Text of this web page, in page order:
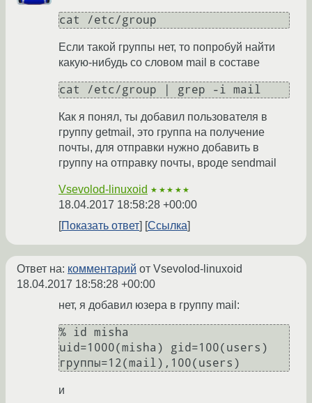
cat /etc/group
Если такой группы нет, то попробуй найти
какую-нибудь со словом mail в составе
cat /etc/group | grep -i mail
Как я понял, ты добавил пользователя в
группу getmail, это группа на получение
почты, для отправки нужно добавить в
группу на отправку почты, вроде sendmail
Vsevolod-linuxoid ★★★★★
18.04.2017 18:58:28 +00:00
Показать ответ
Ссылка
Ответ на: комментарий от Vsevolod-linuxoid
18.04.2017 18:58:28 +00:00
нет, я добавил юзера в группу mail:
% id misha
uid=1000(misha) gid=100(users)
и